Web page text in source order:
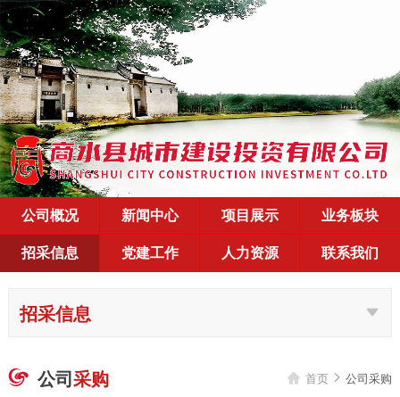
公司概况 新闻中心 项目展示
业务板块
招采信息
党建工作 人力资源 联系我们
招采信息
 公司采购  首页  公司采购